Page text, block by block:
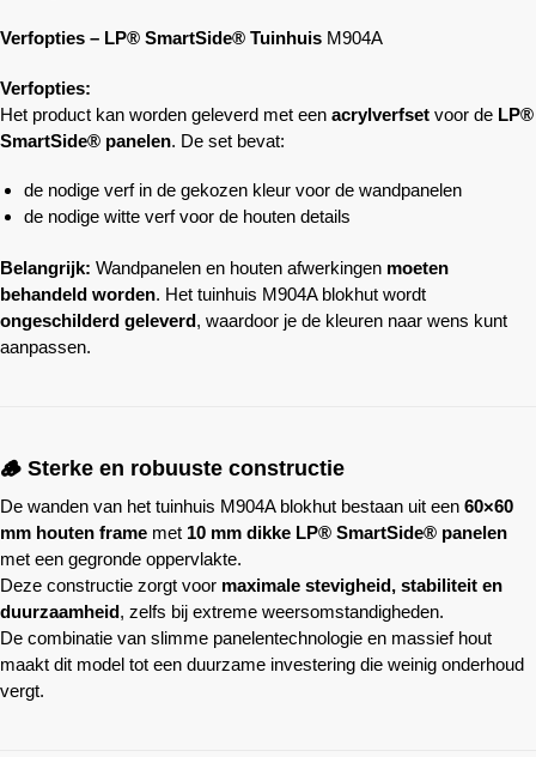
Verfopties – LP® SmartSide® Tuinhuis M904A
Verfopties:
Het product kan worden geleverd met een acrylverfset voor de LP®
SmartSide® panelen. De set bevat:
de nodige verf in de gekozen kleur voor de wandpanelen
de nodige witte verf voor de houten details
Belangrijk: Wandpanelen en houten afwerkingen moeten
behandeld worden. Het tuinhuis M904A blokhut wordt
ongeschilderd geleverd, waardoor je de kleuren naar wens kunt
aanpassen.
🪵 Sterke en robuuste constructie
De wanden van het tuinhuis M904A blokhut bestaan uit een 60×60
mm houten frame met 10 mm dikke LP® SmartSide® panelen
met een gegronde oppervlakte.
Deze constructie zorgt voor maximale stevigheid, stabiliteit en
duurzaamheid, zelfs bij extreme weersomstandigheden.
De combinatie van slimme panelentechnologie en massief hout
maakt dit model tot een duurzame investering die weinig onderhoud
vergt.